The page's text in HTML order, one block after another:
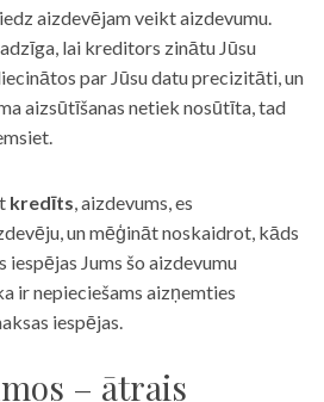
aizdevējam veikt aizdevumu.
lai kreditors zinātu Jūsu
par Jūsu datu precizitāti, un
aizsūtīšanas netiek nosūtīta, tad
kredīts, aizdevums, es
un mēģināt noskaidrot, kāds
iespējas Jums šo aizdevumu
ir nepieciešams aizņemties
iespējas.
– ātrais